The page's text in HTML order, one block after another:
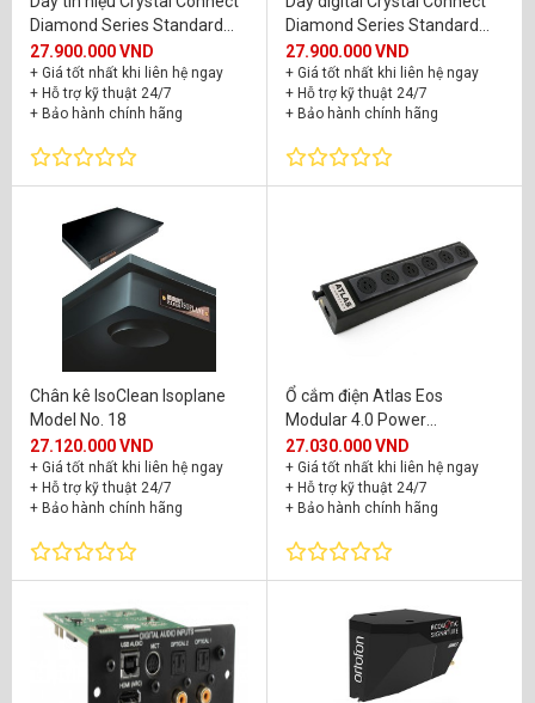
Diamond Series Standard
Diamond (75 Ohm)
27.900.000 VND
+ Giá tốt nhất khi liên hệ ngay
+ Hỗ trợ kỹ thuật 24/7
+ Bảo hành chính hãng
Diamond Series Standard
Diamond 75 Ohm
27.900.000 VND
+ Giá tốt nhất khi liên hệ ngay
+ Hỗ trợ kỹ thuật 24/7
+ Bảo hành chính hãng
Chân kê IsoClean Isoplane
Model No. 18
27.120.000 VND
+ Giá tốt nhất khi liên hệ ngay
+ Hỗ trợ kỹ thuật 24/7
+ Bảo hành chính hãng
Ổ cắm điện Atlas Eos
Modular 4.0 Power
Distribution Block
27.030.000 VND
+ Giá tốt nhất khi liên hệ ngay
+ Hỗ trợ kỹ thuật 24/7
+ Bảo hành chính hãng